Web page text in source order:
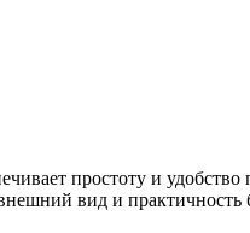
простоту и удобство
вид и практичность